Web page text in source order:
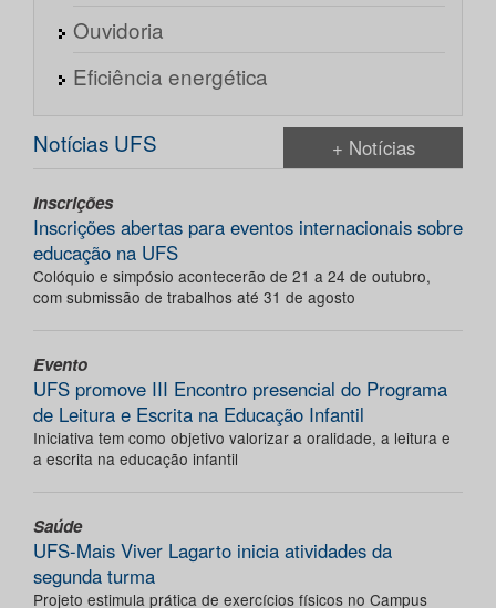
Ouvidoria
Eficiência energética
Notícias UFS + Notícias
Inscrições
Inscrições abertas para eventos internacionais sobre
educação na UFS
Colóquio e simpósio acontecerão de 21 a 24 de outubro,
com submissão de trabalhos até 31 de agosto
Evento
UFS promove III Encontro presencial do Programa
de Leitura e Escrita na Educação Infantil
Iniciativa tem como objetivo valorizar a oralidade, a leitura e
a escrita na educação infantil
Saúde
UFS-Mais Viver Lagarto inicia atividades da
segunda turma
Projeto estimula prática de exercícios físicos no Campus